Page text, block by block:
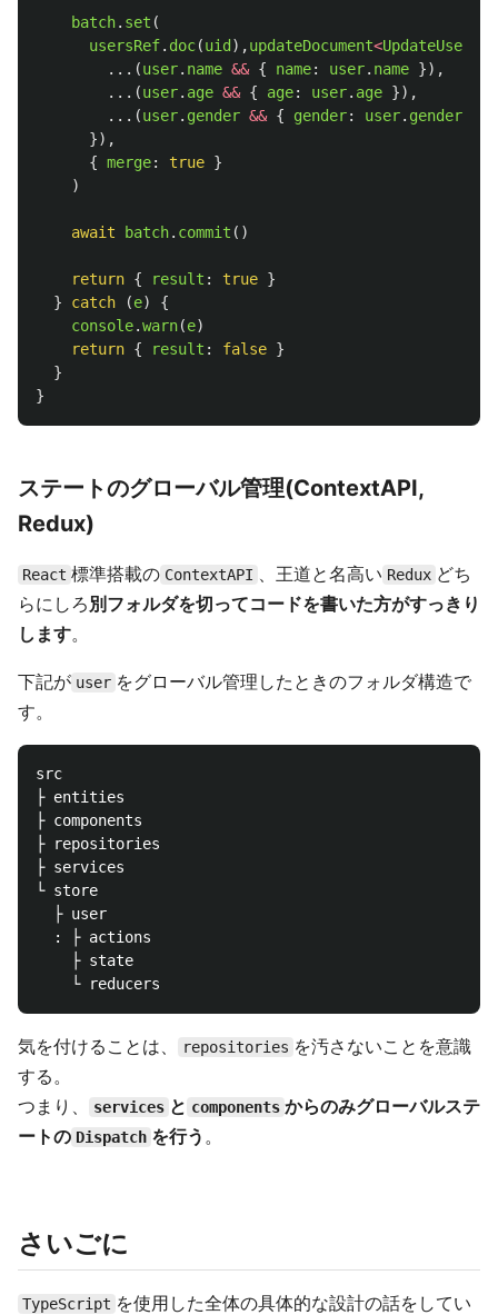
batch. set (
usersRef. doc(uid ),updateDocument<UpdateUser
...(user. name && { name: user. name }),
...(user. age && { age: user. age }),
...(user. gender && { gender: user. gender
}),
{ merge: true }
)
await batch. commit ()
return { result : true }
}
catch (e)
{
console.warn(e)
return { result : false }
}
}
ステートのグローバル管理(ContextAPI,
Redux)
React 標準搭載の ContextAPI 、王道と名高い Redux どち
らにしろ別フォルダを切ってコードを書いた方がすっきり
します。
下記が user をグローバル管理したときのフォルダ構造で
す。
src
├ entities
├ components
├ repositories
├ services
└ store
  ├ user
  : ├ actions
    ├ state
気を付けることは、 repositories を汚さないことを意識
する。
つまり、
services と components からのみグローバルステ
ートの Dispatch を行う 。
さいごに
TypeScript を使用した全体の具体的な設計の話をしてい